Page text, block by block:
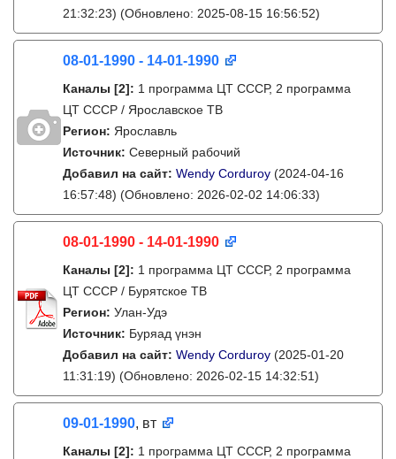
21:32:23) (Обновлено: 2025-08-15 16:56:52)
08-01-1990 - 14-01-1990
Каналы [2]: 1 программа ЦТ СССР, 2 программа
ЦТ СССР / Ярославское ТВ
Регион: Ярославль
Источник: Северный рабочий
Добавил на сайт: Wendy Corduroy (2024-04-16
16:57:48) (Обновлено: 2026-02-02 14:06:33)
08-01-1990 - 14-01-1990
Каналы [2]: 1 программа ЦТ СССР, 2 программа
ЦТ СССР / Бурятское ТВ
Регион: Улан-Удэ
Источник: Буряад үнэн
Добавил на сайт: Wendy Corduroy (2025-01-20
11:31:19) (Обновлено: 2026-02-15 14:32:51)
09-01-1990, вт
Каналы [2]: 1 программа ЦТ СССР, 2 программа